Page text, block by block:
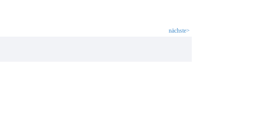
nächste>